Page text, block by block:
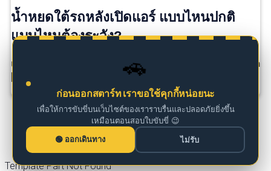
🚗
ก่อนออกสตาร์ท เราขอใช้คุกกี้หน่อยนะ
เพื่อให้การขับขี่บนเว็บไซต์ของเราราบรื่นและปลอดภัยยิ่งขึ้น
เหมือนตอนสอบใบขับขี่ 😉
ออกเดินทาง
ไม่รับ
น้ำหยดใต้รถหลังเปิดแอร์ แบบไหนปกติ
แบบไหนต้องระวัง?
เคยไหม? จอดรถหลังขับเสร็จ แล้วสังเกตเห็น มีน้ำหยดอยู่ใต
Template Part Not Found